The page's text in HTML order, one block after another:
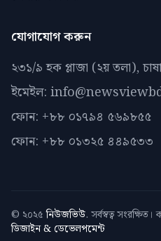
যোগাযোগ করুন
২৩১/৯ হক প্লাজা (২য় তলা),
ইমেইল:
ফোন: +৮৮ ০১৭৯৪ ৫৬৯৮৫৫
ফোন: +৮৮ ০১৩২৫ ৪৪৯৫৩৩
© ২০২৫ নিউজভিউ. সর্বস্বত্ব সংরক্ষিত।
ডিজাইন & ডেভেলপমেন্ট